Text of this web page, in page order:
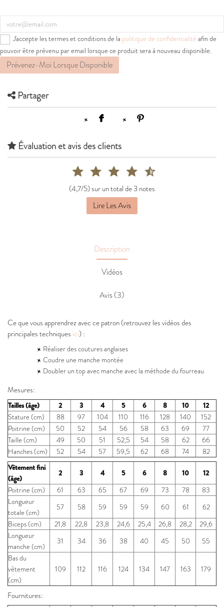
J'accepte les termes et conditions de la politique de confidentialité afin de
pouvoir être prévenu par email lorsque ce produit sera à nouveau disponible.
Prévenez-Moi Lorsque Disponible
Partager
Évaluation et avis des clients
(4,7/5) sur un total de 3 notes
Lire Les Avis
Description
Vidéos
Avis (3)
Ce que vous apprendrez avec ce patron (retrouvez les vidéos des
principales techniques ici) :
Réaliser des coutures anglaises
Coudre une manche montée
Doubler un top avec manche avec la méthode du fourreau
Mesures:
Tailles (âge) 2 3 4 5 6 8 10
12
Stature (cm)
88 97 104 110 116 128 140
152
Poitrine (cm)
50 52 54 56 58 63 69
77
Taille (cm)
49 50 51 52,5 54 58 62
66
Hanches (cm)
52 54 57 59,5 62 68 74
82
Vêtement fini
(âge)
2 3 4 5 6 8 10
12
Poitrine (cm)
61 63 65 67 69 73 78
83
Longueur
totale (cm)
57 58 59 59 59 60 61
62
Biceps (cm)
21,8 22,8 23,8 24,6 25,4 26,8 28,2
29,6
Longueur
manche (cm)
31 34 36 38 40 45 50
55
Bas du
vêtement
(cm)
109 112 116 124 134 147 163 179
Fournitures: